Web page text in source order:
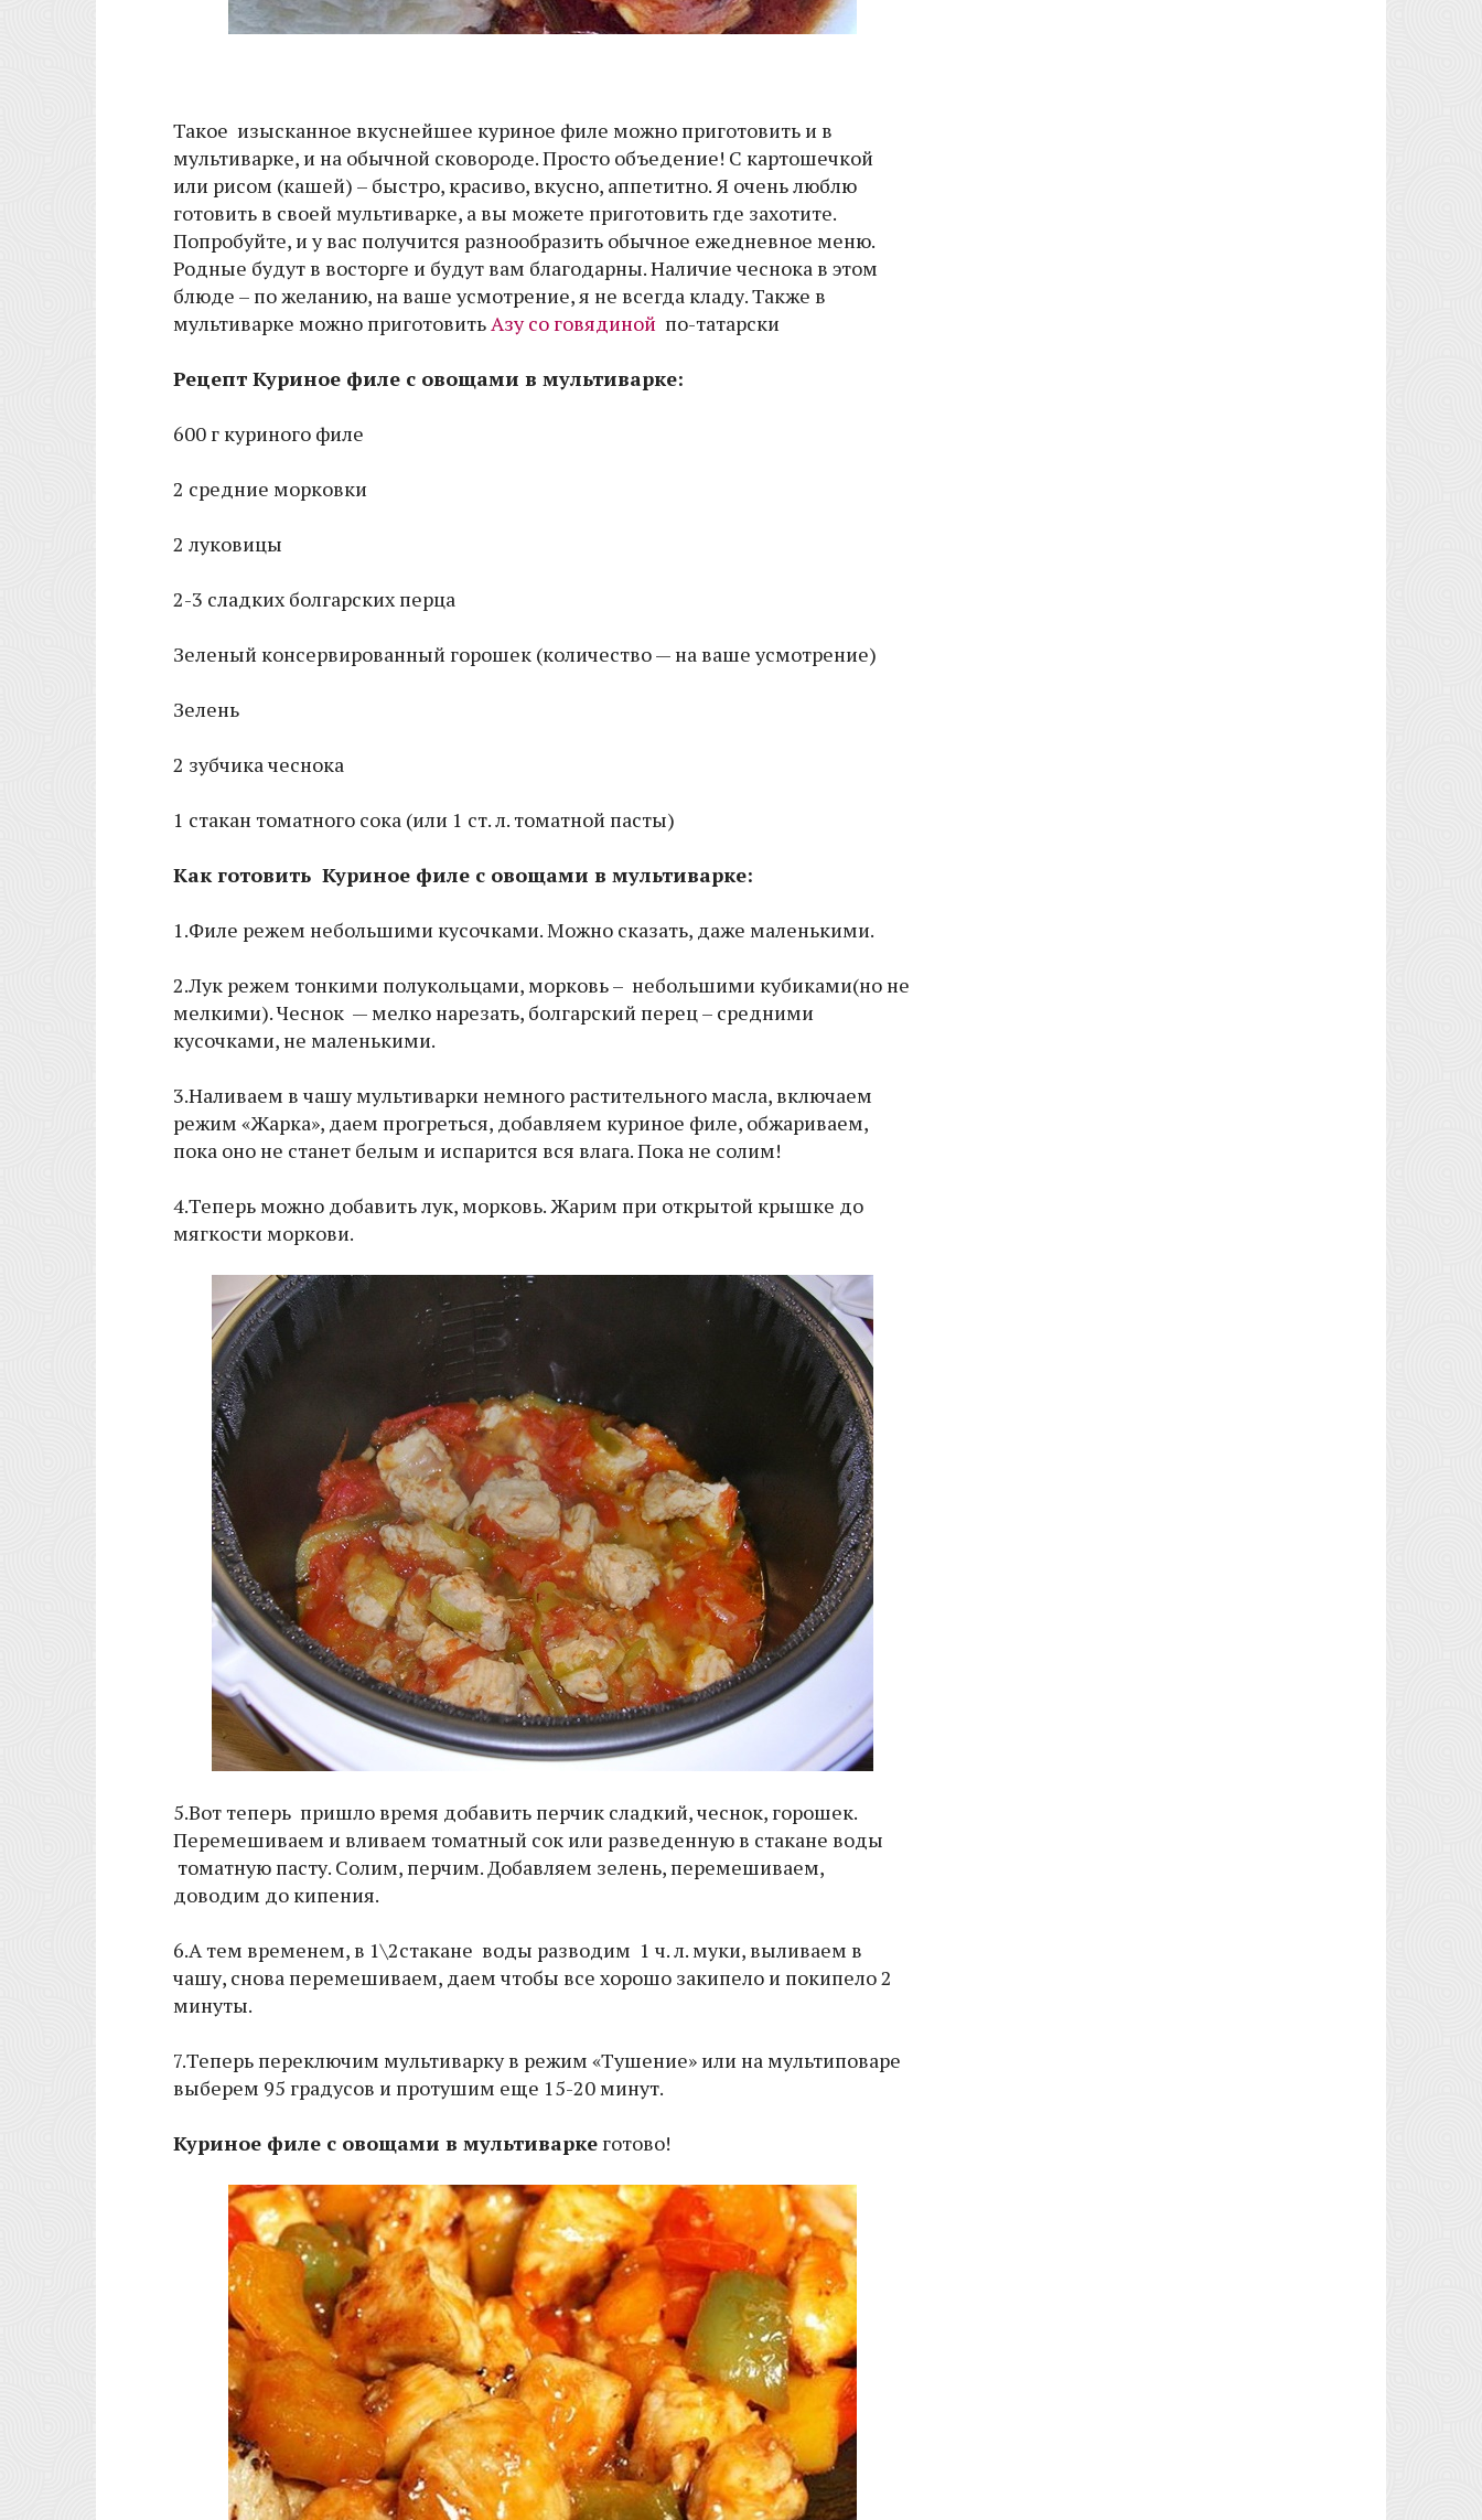
Такое изысканное вкуснейшее куриное филе можно приготовить и в
мультиварке, и на обычной сковороде. Просто объедение! С картошечкой
или рисом (кашей) – быстро, красиво, вкусно, аппетитно. Я очень люблю
готовить в своей мультиварке, а вы можете приготовить где захотите.
Попробуйте, и у вас получится разнообразить обычное ежедневное меню.
Родные будут в восторге и будут вам благодарны. Наличие чеснока в этом
блюде – по желанию, на ваше усмотрение, я не всегда кладу. Также в
мультиварке можно приготовитьАзу со говядиной по-татарски
Рецепт Куриное филе с овощами в мультиварке:
600 г куриного филе
2 средние морковки
2 луковицы
2-3 сладких болгарских перца
Зеленый консервированный горошек (количество — на ваше усмотрение)
Зелень
2 зубчика чеснока
1 стакан томатного сока (или 1 ст. л. томатной пасты)
Как готовить Куриное филе с овощами в мультиварке:
1.Филе режем небольшими кусочками. Можно сказать, даже маленькими.
2.Лук режем тонкими полукольцами, морковь – небольшими кубиками(но не
мелкими). Чеснок — мелко нарезать, болгарский перец – средними
кусочками, не маленькими.
3.Наливаем в чашу мультиварки немного растительного масла, включаем
режим «Жарка», даем прогреться, добавляем куриное филе, обжариваем,
пока оно не станет белым и испарится вся влага. Пока не солим!
4.Теперь можно добавить лук, морковь. Жарим при открытой крышке до
мягкости моркови.
5.Вот теперь пришло время добавить перчик сладкий, чеснок, горошек.
Перемешиваем и вливаем томатный сок или разведенную в стакане воды
томатную пасту. Солим, перчим. Добавляем зелень, перемешиваем,
доводим до кипения.
6.А тем временем, в 1\2стакане воды разводим 1 ч. л. муки, выливаем в
чашу, снова перемешиваем, даем чтобы все хорошо закипело и покипело 2
минуты.
7.Теперь переключим мультиварку в режим «Тушение» или на мультиповаре
выберем 95 градусов и протушим еще 15-20 минут.
Куриное филе с овощами в мультиварке готово!